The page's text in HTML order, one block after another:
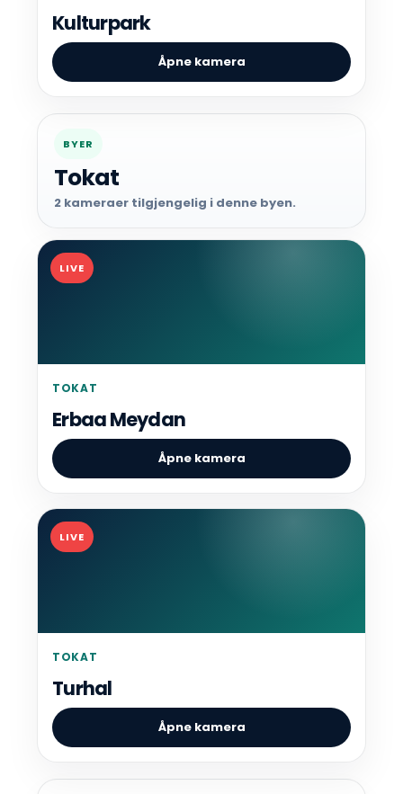
Kulturpark
Åpne kamera
BYER
Tokat
2 kameraer tilgjengelig i denne byen.
LIVE
TOKAT
Erbaa Meydan
Åpne kamera
LIVE
TOKAT
Turhal
Åpne kamera